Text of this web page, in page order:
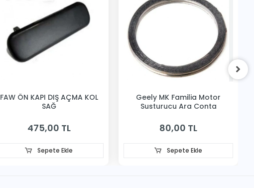
FAW ÖN KAPI DIŞ AÇMA KOL
SAĞ
475,00 TL
Sepete Ekle
Geely MK Familia Motor
Susturucu Ara Conta
80,00 TL
Sepete Ekle